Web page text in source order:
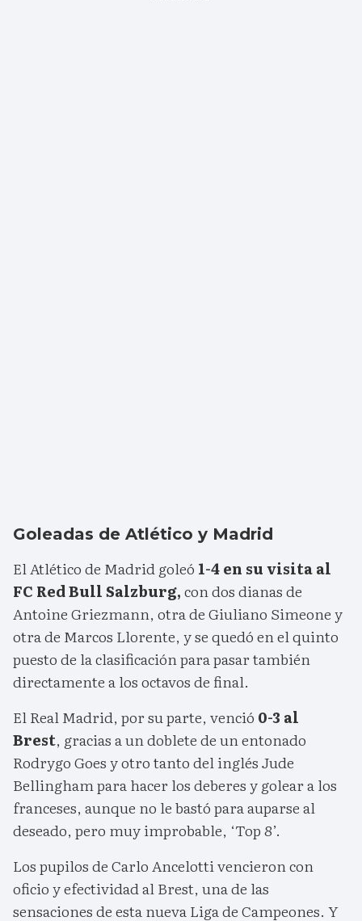
Goleadas de Atlético y Madrid
El Atlético de Madrid goleó 1-4 en su visita al
FC Red Bull Salzburg,con dos dianas de
Antoine Griezmann, otra de Giuliano Simeone y
otra de Marcos Llorente, y se quedó en el quinto
puesto de la clasificación para pasar también
directamente a los octavos de final.
El Real Madrid, por su parte, venció 0-3 al
Brest, gracias a un doblete de un entonado
Rodrygo Goes y otro tanto del inglés Jude
Bellingham para hacer los deberes y golear a los
franceses, aunque no le bastó para auparse al
deseado, pero muy improbable, ‘Top 8’.
Los pupilos de Carlo Ancelotti vencieron con
oficio y efectividad al Brest, una de las
sensaciones de esta nueva Liga de Campeones. Y